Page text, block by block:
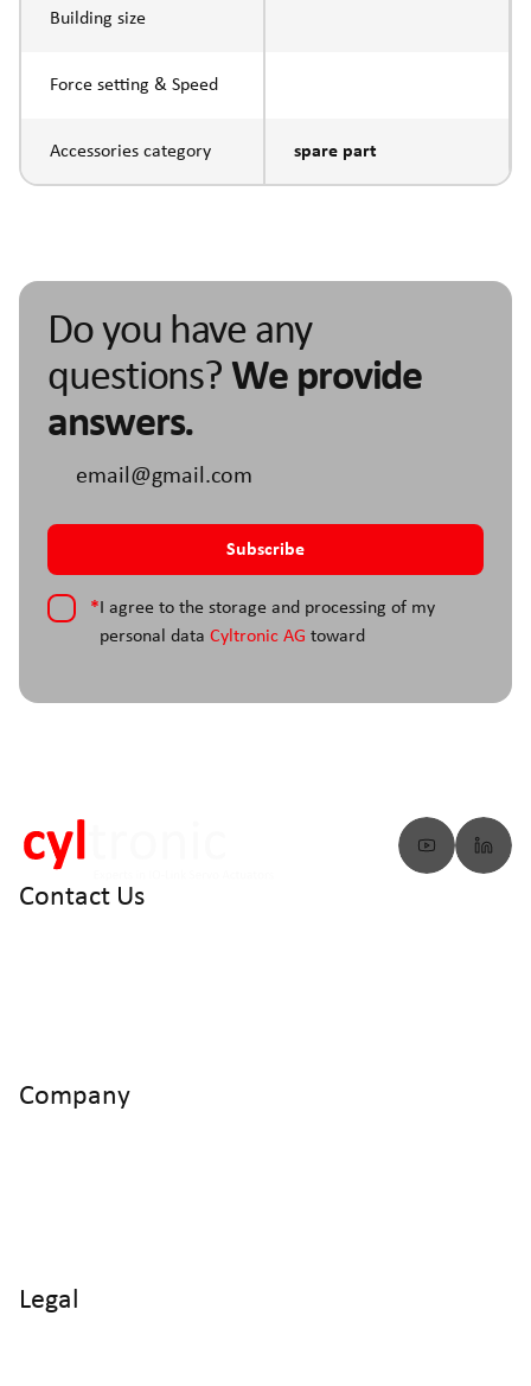
Building size
Force setting & Speed
Accessories category spare part
Do you have any
questions? We provide
answers.
*I agree to the storage and processing of my
personal data Cyltronic AG toward
Contact Us
Company
Legal